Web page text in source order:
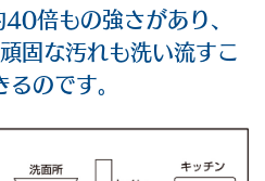
倍もの強さがあり、
固な汚れも洗い流すこ
るのです。